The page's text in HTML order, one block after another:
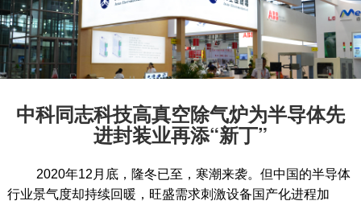
中科同志科技高真空除气炉为半导体先
进封装业再添“新丁”
2020年12月底，隆冬已至，寒潮来袭。但中国的半导体
行业景气度却持续回暖，旺盛需求刺激设备国产化进程加